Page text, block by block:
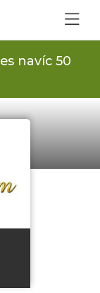
navíc 50